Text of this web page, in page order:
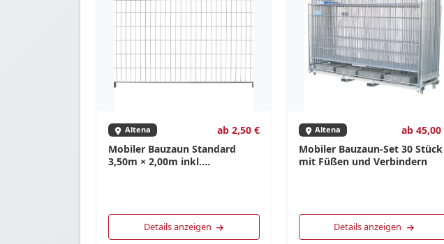
Altena
ab 2,50 €
Mobiler Bauzaun Standard
3,50m × 2,00m inkl.
Details anzeigen
Altena
ab 45,00
Mobiler Bauzaun-Set 30 Stück
mit Füßen und Verbindern
Details anzeigen